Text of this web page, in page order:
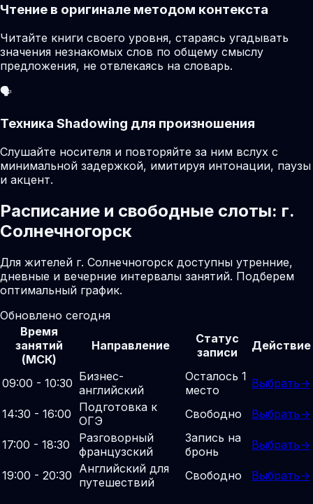
Чтение в оригинале методом контекста
Читайте книги своего уровня, стараясь угадывать
значения незнакомых слов по общему смыслу
предложения, не отвлекаясь на словарь.
🗣️
Техника Shadowing для произношения
Слушайте носителя и повторяйте за ним вслух с
минимальной задержкой, имитируя интонации, паузы
и акцент.
Расписание и свободные слоты: г.
Солнечногорск
Для жителей г. Солнечногорск доступны утренние,
дневные и вечерние интервалы занятий. Подберем
оптимальный график.
Обновлено сегодня
Время
занятий
(МСК)
Направление
Статус
записи
Действие
09:00 - 10:30 Бизнес-
английский
Осталось 1
место
Выбрать→
14:30 - 16:00
Подготовка к
ОГЭ
Свободно Выбрать→
17:00 - 18:30
Разговорный
французский
Запись на
бронь
Выбрать→
19:00 - 20:30 Английский для
путешествий
Свободно Выбрать→